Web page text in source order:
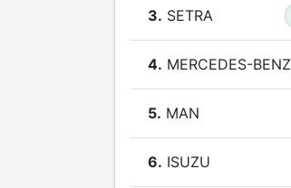
3. SETRA
4. MERCEDES-BENZ
5. MAN
6. ISUZU